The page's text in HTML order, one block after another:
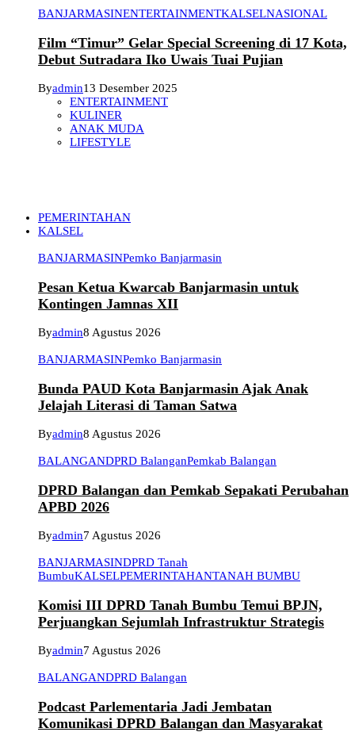
BANJARMASINENTERTAINMENTKALSELNASIONAL
Film “Timur” Gelar Special Screening di 17 Kota,
Debut Sutradara Iko Uwais Tuai Pujian
Byadmin13 Desember 2025
ENTERTAINMENT
KULINER
ANAK MUDA
LIFESTYLE
PEMERINTAHAN
KALSEL
BANJARMASINPemko Banjarmasin
Pesan Ketua Kwarcab Banjarmasin untuk
Kontingen Jamnas XII
Byadmin8 Agustus 2026
BANJARMASINPemko Banjarmasin
Bunda PAUD Kota Banjarmasin Ajak Anak
Jelajah Literasi di Taman Satwa
Byadmin8 Agustus 2026
BALANGANDPRD BalanganPemkab Balangan
DPRD Balangan dan Pemkab Sepakati Perubahan
APBD 2026
Byadmin7 Agustus 2026
BANJARMASINDPRD Tanah
BumbuKALSELPEMERINTAHANTANAH BUMBU
Komisi III DPRD Tanah Bumbu Temui BPJN,
Perjuangkan Sejumlah Infrastruktur Strategis
Byadmin7 Agustus 2026
BALANGANDPRD Balangan
Podcast Parlementaria Jadi Jembatan
Komunikasi DPRD Balangan dan Masyarakat